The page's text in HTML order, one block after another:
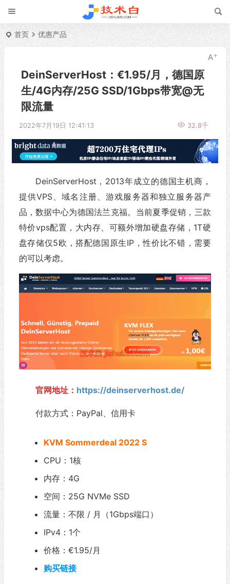
首页 优惠产品
DeinServerHost：€1.95/月，德国原
生/4G内存/25G SSD/1Gbps带宽@无
限流量
2022年7月19日 12:41:13 32.8千
DeinServerHost，2013年成立的德国主机商，
提供VPS、域名注册、游戏服务器和独立服务器产
品，数据中心为德国法兰克福。当前夏季促销，三款
特价vps配置，大内存、可额外增加硬盘存储，1T硬
盘存储仅5欧，搭配德国原生IP，性价比不错，需要
的可以考虑。
官网地址： https://deinserverhost.de/
付款方式：PayPal、信用卡
KVM Sommerdeal 2022 S
CPU：1核
内存：4G
空间：25G NVMe SSD
流量：不限 / 月（1Gbps端口）
IPv4：1个
价格：€1.95/月
购买链接